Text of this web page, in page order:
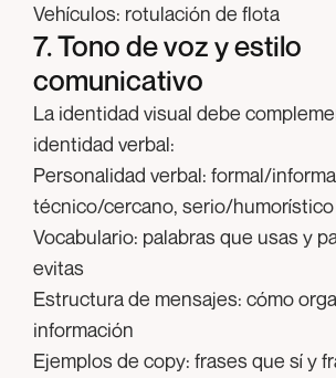
Vehículos: rotulación de flota
7. Tono de voz y estilo
comunicativo
La identidad visual debe
identidad verbal:
Personalidad verbal: formal/
técnico/cercano, serio/humorístico
Vocabulario: palabras que usas y
evitas
Estructura de mensajes: cómo
información
Ejemplos de copy: frases que sí y